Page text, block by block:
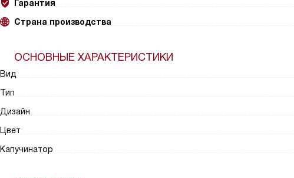
Гарантия
Страна производства
ОСНОВНЫЕ ХАРАКТЕРИСТИКИ
Вид
Тип
Дизайн
Цвет
Капучинатор